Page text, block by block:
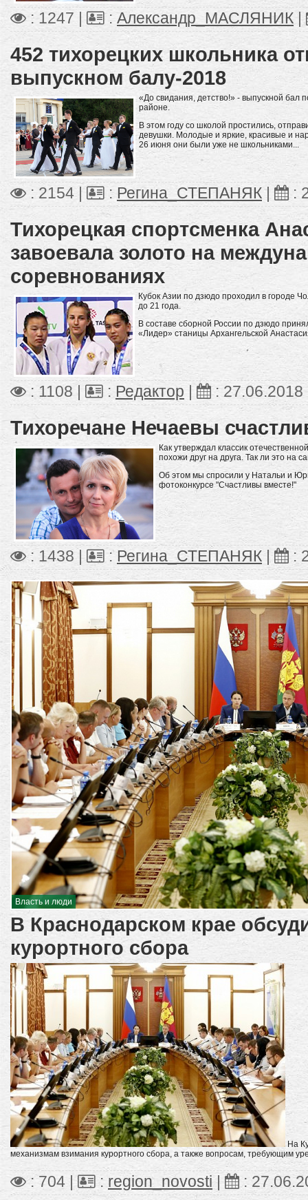
: 1247 | : Александр_МАСЛЯНИК
452 тихорецких школьника
выпускном балу-2018
«До свидания, детство!» - выпускной бал
районе.
В этом году со школой простились,
девушки. Молодые и яркие, красивые и
26 июня они были уже не школьниками...
: 2154 | : Регина_СТЕПАНЯК| :
Тихорецкая спортсменка
завоевала золото на
соревнованиях
Кубок Азии по дзюдо проходил в городе
до 21 года.
В составе сборной России по дзюдо
«Лидер» станицы Архангельской
: 1108 | : Редактор : 27.06.2018
Тихоречане Нечаевы
Как утверждал классик
похожи друг на друга. Так ли это на
Об этом мы спросили у Натальи и
фотоконкурсе "Счастливы вместе!"
: 1438 | : Регина_СТЕПАНЯК | :
Власть и люди
В Краснодарском крае
курортного сбора
На
механизмам взимания курортного сбора, а также вопросам, требующим
: 704 | : region_novosti | :